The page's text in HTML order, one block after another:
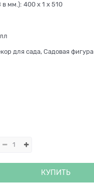
мм.): 400 x 1 x 510
для сада, Садовая фигура
КУПИТЬ